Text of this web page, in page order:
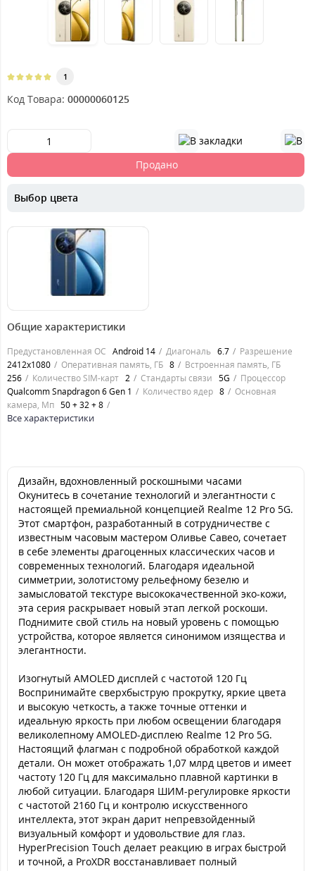
1
Код Товара: 00000060125
Продано
Выбор цвета
11499 грн.
Общие характеристики
Предустановленная ОС Android 14 Диагональ 6.7
Разрешение
2412х1080
Оперативная память, ГБ 8
Встроенная память, ГБ
256
Количество SIM-карт 2 Стандарты связи 5G
Процессор
Qualcomm Snapdragon 6 Gen 1
Количество ядер 8
Основная
камера, Мп 50 + 32 + 8
Все характеристики
Дизайн, вдохновленный роскошными часами
Окунитесь в сочетание технологий и элегантности с
настоящей премиальной концепцией Realme 12 Pro 5G.
Этот смартфон, разработанный в сотрудничестве с
известным часовым мастером Оливье Савео, сочетает
в себе элементы драгоценных классических часов и
современных технологий. Благодаря идеальной
симметрии, золотистому рельефному безелю и
замысловатой текстуре высококачественной эко-кожи,
эта серия раскрывает новый этап легкой роскоши.
Поднимите свой стиль на новый уровень с помощью
устройства, которое является синонимом изящества и
элегантности.
Изогнутый AMOLED дисплей с частотой 120 Гц
Воспринимайте сверхбыструю прокрутку, яркие цвета
и высокую четкость, а также точные оттенки и
идеальную яркость при любом освещении благодаря
великолепному AMOLED-дисплею Realme 12 Pro 5G.
Настоящий флагман с подробной обработкой каждой
детали. Он может отображать 1,07 млрд цветов и имеет
частоту 120 Гц для максимально плавной картинки в
любой ситуации. Благодаря ШИМ-регулировке яркости
с частотой 2160 Гц и контролю искусственного
интеллекта, этот экран дарит непревзойденный
визуальный комфорт и удовольствие для глаз.
HyperPrecision Touch делает реакцию в играх быстрой
и точной, а ProXDR восстанавливает полный